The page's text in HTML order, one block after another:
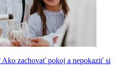
Ako zachovať pokoj a nepokaziť si